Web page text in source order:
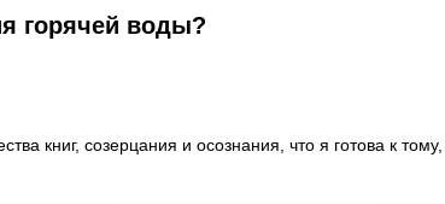
горячей воды?
книг, созерцания и осознания, что я готова к